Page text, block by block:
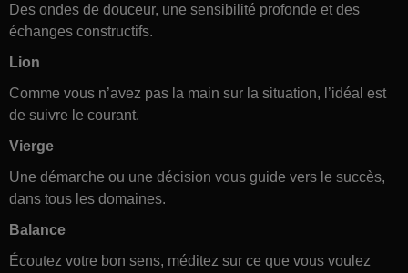
Des ondes de douceur, une sensibilité profonde et des
échanges constructifs.
Lion
Comme vous n’avez pas la main sur la situation, l’idéal est
de suivre le courant.
Vierge
Une démarche ou une décision vous guide vers le succès,
dans tous les domaines.
Balance
Écoutez votre bon sens, méditez sur ce que vous voulez